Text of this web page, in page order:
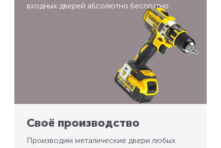
входных дверей абсолютно бесплатно
Своё производство
Производим металические двери любых